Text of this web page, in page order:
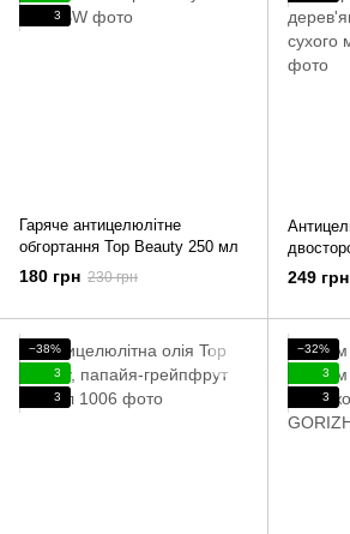
3
Гаряче антицелюлітне
обгортання Top Beauty 250 мл
180 грн 230 грн
масажу
249 грн
−38%
3
3
−32%
3
3